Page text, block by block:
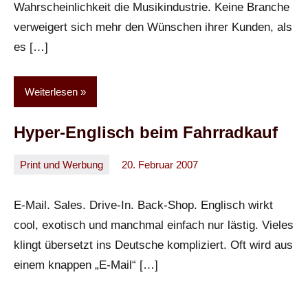
Wahrscheinlichkeit die Musikindustrie. Keine Branche
verweigert sich mehr den Wünschen ihrer Kunden, als
es […]
Weiterlesen
Hyper-Englisch beim Fahrradkauf
Print und Werbung 20. Februar 2007
E-Mail. Sales. Drive-In. Back-Shop. Englisch wirkt
cool, exotisch und manchmal einfach nur lästig. Vieles
klingt übersetzt ins Deutsche kompliziert. Oft wird aus
einem knappen „E-Mail“ […]